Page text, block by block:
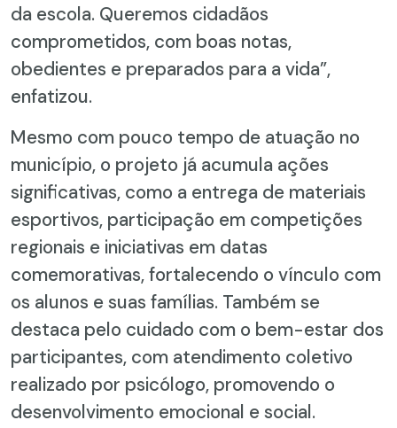
da escola. Queremos cidadãos
comprometidos, com boas notas,
obedientes e preparados para a vida”,
enfatizou.
Mesmo com pouco tempo de atuação no
município, o projeto já acumula ações
significativas, como a entrega de materiais
esportivos, participação em competições
regionais e iniciativas em datas
comemorativas, fortalecendo o vínculo com
os alunos e suas famílias. Também se
destaca pelo cuidado com o bem-estar dos
participantes, com atendimento coletivo
realizado por psicólogo, promovendo o
desenvolvimento emocional e social.